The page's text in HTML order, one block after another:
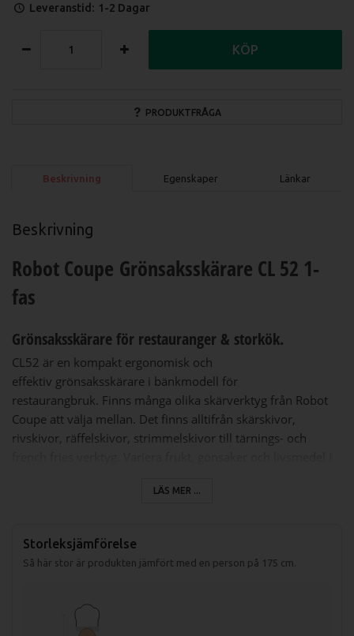
Leveranstid: 1-2 Dagar
PRODUKTFRÅGA
KÖP
Beskrivning Egenskaper Länkar
Beskrivning
Robot Coupe Grönsaksskärare CL 52 1-
fas
Grönsaksskärare för restauranger & storkök.
CL52 är en kompakt ergonomisk och
effektiv grönsaksskärare i bänkmodell för
restaurangbruk. Finns många olika skärverktyg från Robot
Coupe att välja mellan. Det finns alltifrån skärskivor,
rivskivor, räffelskivor, strimmelskivor till tärnings- och
LÄS MER ...
Storleksjämförelse
Så här stor är produkten jämfört med en person på 175 cm.